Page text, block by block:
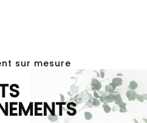
sur mesure